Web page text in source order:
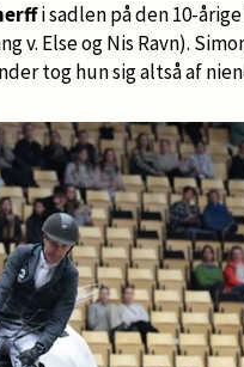
i sadlen på den 10-
v. Else og Nis Ravn).
tog hun sig altså af